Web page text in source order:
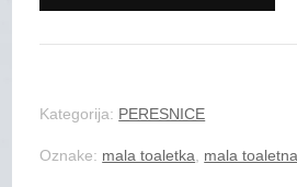
-
Kategorija: PERESNICE
Oznake: mala toaletka mala